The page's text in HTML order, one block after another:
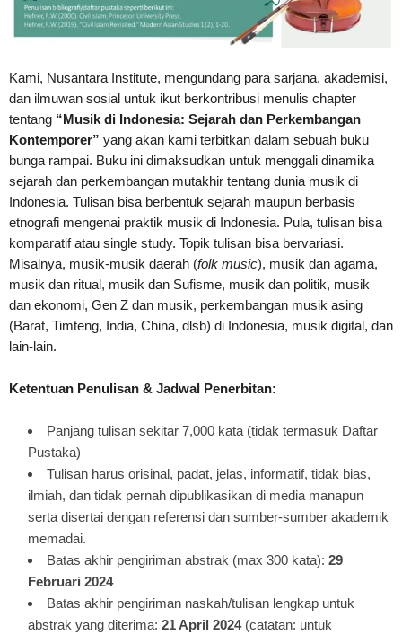
Kami, Nusantara Institute, mengundang para sarjana, akademisi,
dan ilmuwan sosial untuk ikut berkontribusi menulis chapter
tentang “Musik di Indonesia: Sejarah dan Perkembangan
Kontemporer” yang akan kami terbitkan dalam sebuah buku
bunga rampai. Buku ini dimaksudkan untuk menggali dinamika
sejarah dan perkembangan mutakhir tentang dunia musik di
Indonesia. Tulisan bisa berbentuk sejarah maupun berbasis
etnografi mengenai praktik musik di Indonesia. Pula, tulisan bisa
komparatif atau single study. Topik tulisan bisa bervariasi.
Misalnya, musik-musik daerah (folk music), musik dan agama,
musik dan ritual, musik dan Sufisme, musik dan politik, musik
dan ekonomi, Gen Z dan musik, perkembangan musik asing
(Barat, Timteng, India, China, dlsb) di Indonesia, musik digital, dan
lain-lain.
Ketentuan Penulisan & Jadwal Penerbitan:
Panjang tulisan sekitar 7,000 kata (tidak termasuk Daftar
Pustaka)
Tulisan harus orisinal, padat, jelas, informatif, tidak bias,
ilmiah, dan tidak pernah dipublikasikan di media manapun
serta disertai dengan referensi dan sumber-sumber akademik
memadai.
Batas akhir pengiriman abstrak (max 300 kata): 29
Februari 2024
Batas akhir pengiriman naskah/tulisan lengkap untuk
abstrak yang diterima: 21 April 2024 (catatan: untuk